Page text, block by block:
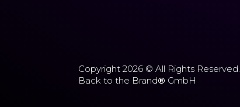
Copyright 2026 © All Rights Reserved.
Back to the Brand® GmbH